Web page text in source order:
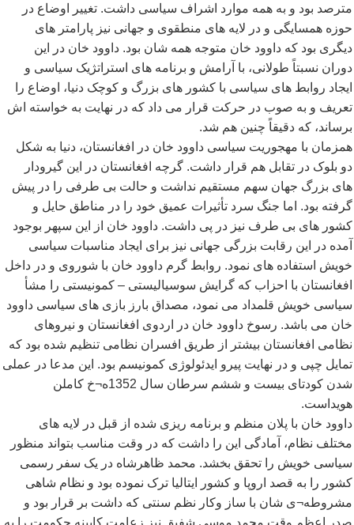
مترصد بود و به همه موارد اشراف سیاسی داشت. تغییر اوضاع در
حوزه همسایگی و در لایه های منطقوی و جهانی نیز پارامتر های
دیگری بود که داوود خان متوجه همه شان بود. داوود خان در این
دوران نسبتاً طولانی، با آرامش و برنامه های استراتژیک سیاسی و
ایجاد روابط های سیاسی با کشور های بزرگ و کوچک دنیا، اوضاع را
تعریف و به صوب در حرکت قرار می داد که در نهایت به خواسته اش
برساند، که دقیقاً چنین هم شد.
همزمان با مهجوریت سیاسی داوود خان در افغانستان، دنیا به شکل
دو بلوک در تقابل هم قرار داشت. گرچه افغانستان در این گیرودار
های بزرگ جهان سهم مستقیم نداشت و حالت بی طرفی را در پیش
گرفته بود. اما جنگ سرد تأثیرات عمیق خود را در مناطق حایل و
کشور های بی طرف نیز در پی داشت. داوود خان از این سپهر بوجود
آمده در این رقابت بزرگی جهانی نیز برای ایجاد مناسبات سیاسی
خویش استفاده های نمود. روابط گرم داوود خان با شوروی و در داخل
افغانستان با احزاب که گرایش سوسیالیستی – کمونیستی را مشأ
سیاسی خویش قلمداد می نمود، مصداق بارز بازی های سیاسی داوود
خان می باشد. رسوخ داوود خان در اردوی افغانستان و نیروهای
نظامی افغانستان بیشتر از طریق افسران نظامی تنظیم شده بود که
تمایل چپی و در نهایت پیرو ایدئولوژی کمونیسم بود. این مدعا در عملی
شدن کودتای بیست و ششم سرطان سال 1352ه¬خ کاملن
هویداست.
داوود خان با پلان منظم و برنامه ریزی شده از قبل در لایه های
مختلف نظام، آمادگی این را داشت که در وقت مناسب بتواند منظور
سیاسی خویش را تحقق بخشد. محمد ظاهرشاه در یک سفر رسمی
کشور را به قصد اروپا و کشور ایتالیا ترک نموده بود و نظام شاهی
مشروطه¬ی شان با ساز وکار نظم سنتی که داشت بر قرار بود و
صدر اعظم وقت محمد موسی شفیق نیز زعامت کابینه حکومت را به